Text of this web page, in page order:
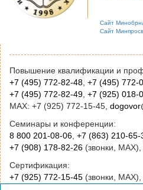
Сайт
Сайт
Повышение квалификации и
+7 (495) 772-82-48, +7 (495) 772-
+7 (495) 772-82-49, +7 (925) 018-
MAX: +7 (925) 772-15-45,
Семинары и конференции:
8 800 201-08-06, +7 (863) 210-65-
+7 (908) 178-82-26 (звонки, MAX),
Сертификация:
+7 (925) 772-15-45 (звонки, MAX),